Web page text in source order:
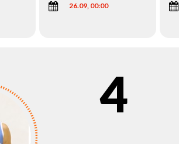
26.09, 00:00
4